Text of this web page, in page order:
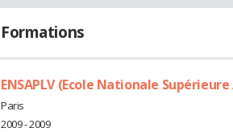
Formations
ENSAPLV (Ecole Nationale
Paris
2009 - 2009